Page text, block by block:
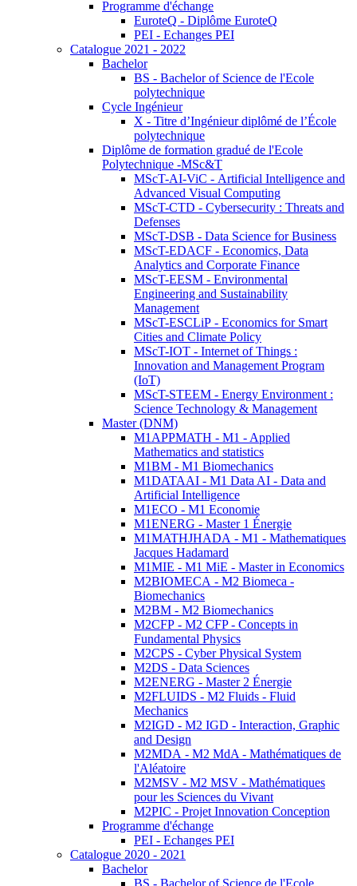
Programme d'échange
EuroteQ - Diplôme EuroteQ
PEI - Echanges PEI
Catalogue 2021 - 2022
Bachelor
BS - Bachelor of Science de l'Ecole
polytechnique
Cycle Ingénieur
X - Titre d’Ingénieur diplômé de l’École
polytechnique
Diplôme de formation gradué de l'Ecole
Polytechnique -MSc&T
MScT-AI-ViC - Artificial Intelligence and
Advanced Visual Computing
MScT-CTD - Cybersecurity : Threats and
Defenses
MScT-DSB - Data Science for Business
MScT-EDACF - Economics, Data
Analytics and Corporate Finance
MScT-EESM - Environmental
Engineering and Sustainability
Management
MScT-ESCLiP - Economics for Smart
Cities and Climate Policy
MScT-IOT - Internet of Things :
Innovation and Management Program
(IoT)
MScT-STEEM - Energy Environment :
Science Technology & Management
Master (DNM)
M1APPMATH - M1 - Applied
Mathematics and statistics
M1BM - M1 Biomechanics
M1DATAAI - M1 Data AI - Data and
Artificial Intelligence
M1ECO - M1 Economie
M1ENERG - Master 1 Énergie
M1MATHJHADA - M1 - Mathematiques
Jacques Hadamard
M1MIE - M1 MiE - Master in Economics
M2BIOMECA - M2 Biomeca -
Biomechanics
M2BM - M2 Biomechanics
M2CFP - M2 CFP - Concepts in
Fundamental Physics
M2CPS - Cyber Physical System
M2DS - Data Sciences
M2ENERG - Master 2 Énergie
M2FLUIDS - M2 Fluids - Fluid
Mechanics
M2IGD - M2 IGD - Interaction, Graphic
and Design
M2MDA - M2 MdA - Mathématiques de
l'Aléatoire
M2MSV - M2 MSV - Mathématiques
pour les Sciences du Vivant
M2PIC - Projet Innovation Conception
Programme d'échange
PEI - Echanges PEI
Catalogue 2020 - 2021
Bachelor
BS - Bachelor of Science de l'Ecole